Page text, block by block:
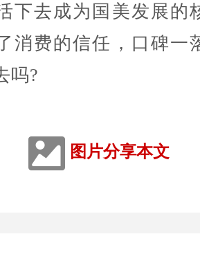
下去成为国美发展的
消费的信任，口碑一
吗?
图片分享本文